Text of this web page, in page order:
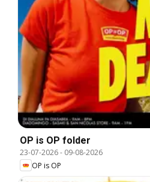
OP is OP folder
23-07-2026- 09-08-2026
OP is OP